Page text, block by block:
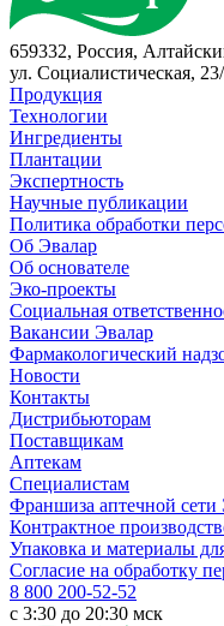
659332, Россия,
ул. Социалистическая,
Продукция
Технологии
Ингредиенты
Плантации
Экспертность
Научные публикации
Политика обработки
Об Эвалар
Об основателе
Эко-проекты
Социальная
Вакансии Эвалар
Фармакологический
Новости
Контакты
Дистрибьюторам
Поставщикам
Аптекам
Специалистам
Франшиза аптечной сети
Контрактное
Упаковка и материалы
Согласие на обработку
8 800 200-52-52
c 3:30 до 20:30 мск